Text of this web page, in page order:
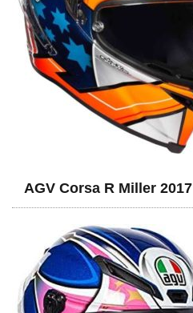
AGV Corsa R Miller 2017